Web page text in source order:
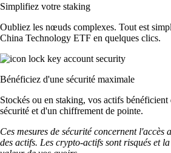
Simplifiez votre staking
Oubliez les nœuds complexes. Tout est
China Technology ETF en quelques clics.
Bénéficiez d'une sécurité maximale
Stockés ou en staking, vos actifs
sécurité et d'un chiffrement de pointe.
Ces mesures de sécurité concernent l'accès
des actifs. Les crypto-actifs sont risqués et